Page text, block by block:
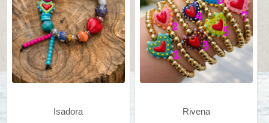
Isadora Rivena